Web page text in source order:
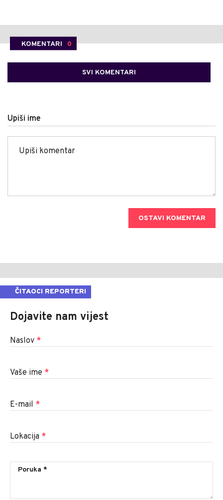
KOMENTARI 0
SVI KOMENTARI
Upiši ime
OSTAVI KOMENTAR
ČITAOCI REPORTERI
Dojavite nam vijest
Naslov *
Vaše ime *
E-mail *
Lokacija *